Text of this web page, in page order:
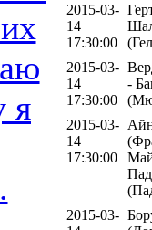
я
2015-03-
14
17:30:00
2015-03-
14
17:30:00
-
2015-03-
14
17:30:00
2015-03-